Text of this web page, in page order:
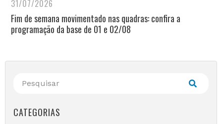
31/07/2026
Fim de semana movimentado nas quadras: confira a
programação da base de 01 e 02/08
CATEGORIAS